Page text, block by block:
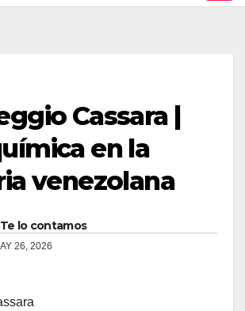
Cassara |
en la
venezolana
Te lo contamos
26, 2026